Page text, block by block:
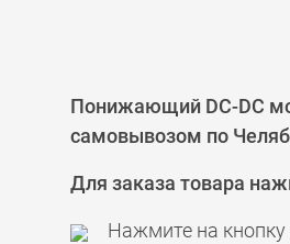
Понижающий DC-DC
самовывозом по
Для заказа товара
Нажмите на кнопку